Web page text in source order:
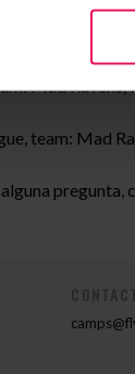
Kategoria:
Mad
team: Mad
pregunta,